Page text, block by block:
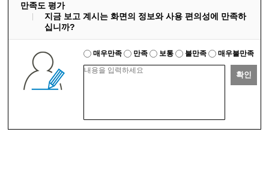
만족도 평가
지금 보고 계시는 화면의 정보와 사용 편의성에 만족하
십니까?
매우만족 만족 보통 불만족 매우불만족
확인